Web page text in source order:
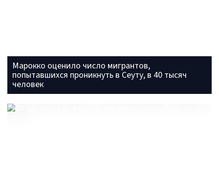
Марокко оценило число мигрантов,
попытавшихся проникнуть в Сеуту, в 40 тысяч
человек